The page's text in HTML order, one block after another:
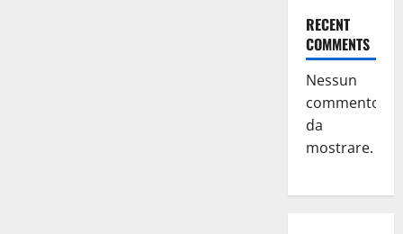
RECENT
COMMENTS
Nessun
commento
da
mostrare.